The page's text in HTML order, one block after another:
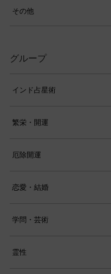
その他
グループ
インド占星術
繁栄・開運
厄除開運
恋愛・結婚
学問・芸術
霊性